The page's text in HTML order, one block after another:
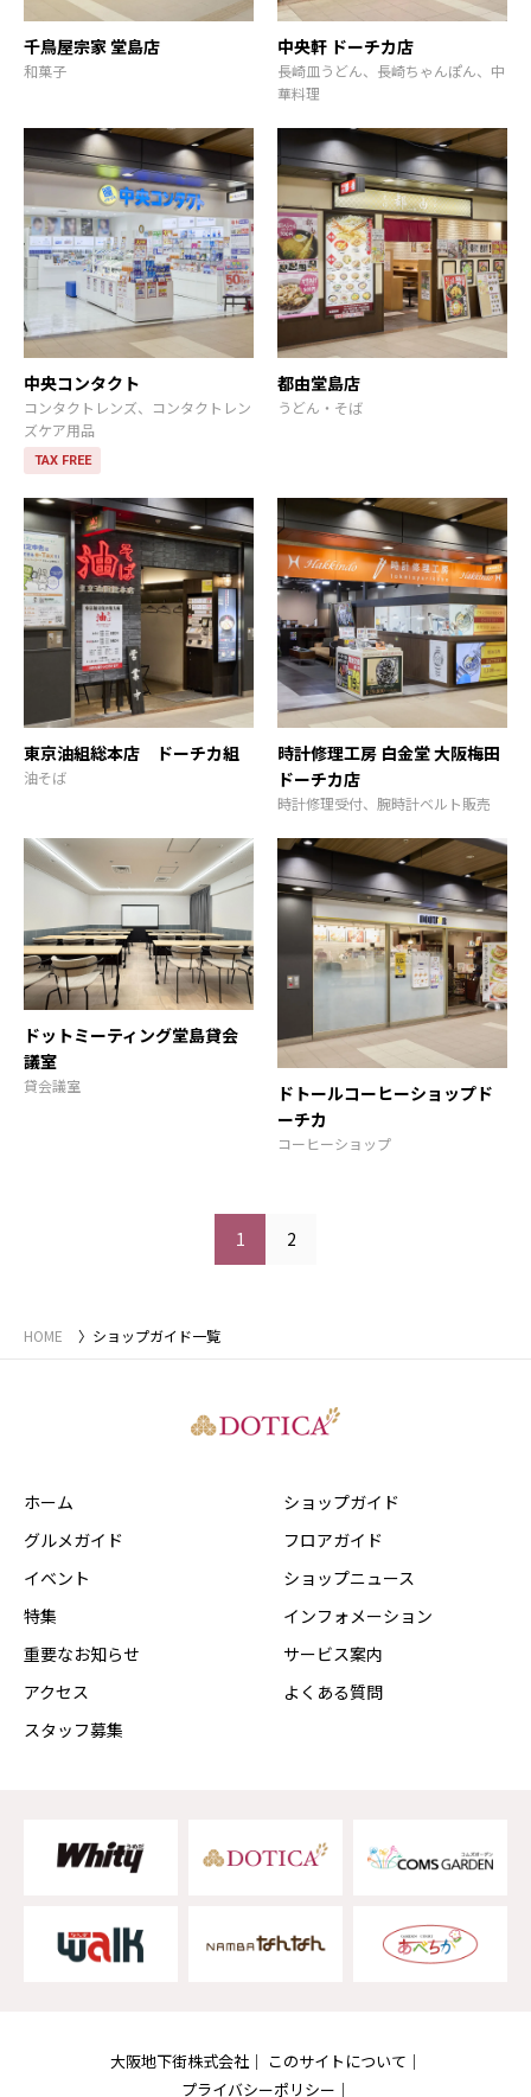
千鳥屋宗家 堂島店
和菓子
中央軒 ドーチカ店
長崎皿うどん、長崎ちゃんぽん、中
華料理
中央コンタクト
コンタクトレンズ、コンタクトレン
ズケア用品
TAX FREE
都由堂島店
うどん・そば
東京油組総本店 ドーチカ組
油そば
時計修理工房 白金堂 大阪梅田
ドーチカ店
時計修理受付、腕時計ベルト販売
ドットミーティング堂島貸会
議室
貸会議室
ドトールコーヒーショップド
ーチカ
コーヒーショップ
1 2
HOME ショップガイド一覧
ホーム
グルメガイド
イベント
特集
重要なお知らせ
アクセス
スタッフ募集
ショップガイド
フロアガイド
ショップニュース
インフォメーション
サービス案内
よくある質問
大阪地下街株式会社
このサイトについて
プライバシーポリシー